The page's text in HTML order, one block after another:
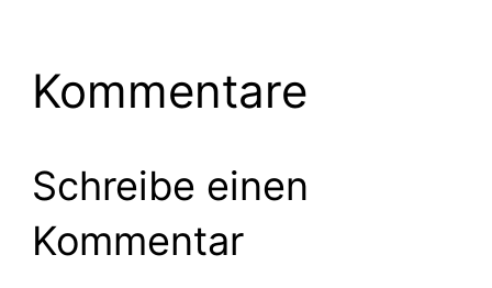
Kommentare
Schreibe einen
Kommentar